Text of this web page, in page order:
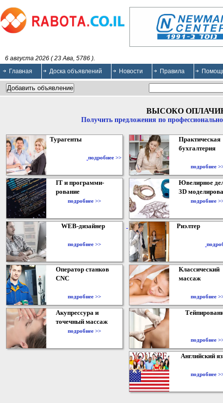
6 августа 2026 ( 23 Ава, 5786 ).
Главная
Доска объявлений Новости Правила
ВЫСОКО
Получить предложения по
Турагенты
подробнее >>
Практическая
бухгалтерия
подробнее
IT и программи-
рование
подробнее >>
Ювелирное
3D
подробнее
WEB-дизайнер
подробнее >>
Риэлтер
Оператор станков
CNC
подробнее >>
Классический
массаж
подробнее
Акупрессура и
точечный массаж
подробнее >>
подробнее
Английский
подробнее